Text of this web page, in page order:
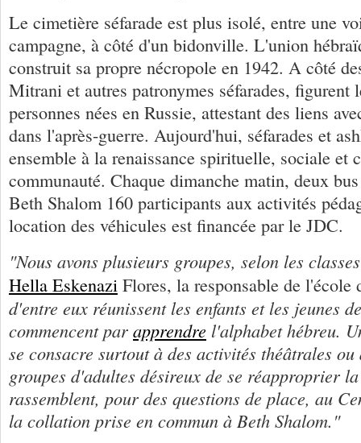
Le cimetière séfarade est plus isolé, entre une
campagne, à côté d'un bidonville. L'union
construit sa propre nécropole en 1942. A côté
Mitrani et autres patronymes séfarades, figurent
personnes nées en Russie, attestant des liens
dans l'après-guerre. Aujourd'hui, séfarades et
ensemble à la renaissance spirituelle, sociale et
communauté. Chaque dimanche matin, deux
Beth Shalom 160 participants aux activités
location des véhicules est financée par le JDC.
"Nous avons plusieurs groupes, selon les
Hella Eskenazi Flores, la responsable de l'école
d'entre eux réunissent les enfants et les jeunes
commencent par apprendre l'alphabet hébreu.
se consacre surtout à des activités théâtrales
groupes d'adultes désireux de se réapproprier
rassemblent, pour des questions de place, au
la collation prise en commun à Beth Shalom."